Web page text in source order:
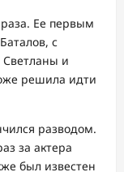
Ее первым
с
и
решила идти
разводом.
за актера
был известен